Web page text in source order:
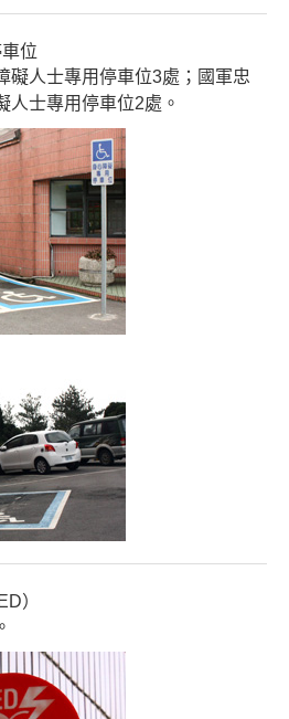
位
礙人士專用停車位3處；國軍忠
人士專用停車位2處。
）